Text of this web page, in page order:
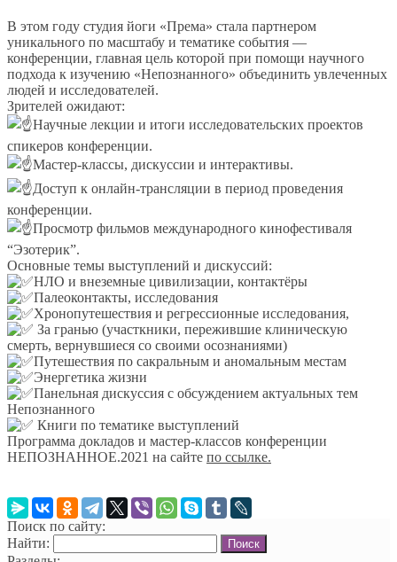
В этом году студия йоги «Према» стала партнером
уникального по масштабу и тематике события —
конференции, главная цель которой при помощи научного
подхода к изучению «Непознанного» объединить увлеченных
людей и исследователей.
Зрителей ожидают:
Научные лекции и итоги исследовательских проектов
спикеров конференции.
Мастер-классы, дискуссии и интерактивы.
Доступ к онлайн-трансляции в период проведения
конференции.
Просмотр фильмов международного кинофестиваля
“Эзотерик”.
Основные темы выступлений и дискуссий:
НЛО и внеземные цивилизации, контактёры
Палеоконтакты, исследования
Хронопутешествия и регрессионные исследования,
За гранью (участкники, пережившие клиническую
смерть, вернувшиеся со своими осознаниями)
Путешествия по сакральным и аномальным местам
Энергетика жизни
Панельная дискуссия с обсуждением актуальных тем
Непознанного
Книги по тематике выступлений
Программа докладов и мастер-классов конференции
НЕПОЗНАННОЕ.2021 на сайте по ссылке.
Поиск по сайту:
Найти: